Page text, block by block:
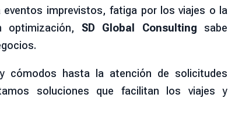
imprevistos, fatiga por los viajes o la
optimización, SD Global Consulting sabe
cómodos hasta la atención de solicitudes
soluciones que facilitan los viajes y